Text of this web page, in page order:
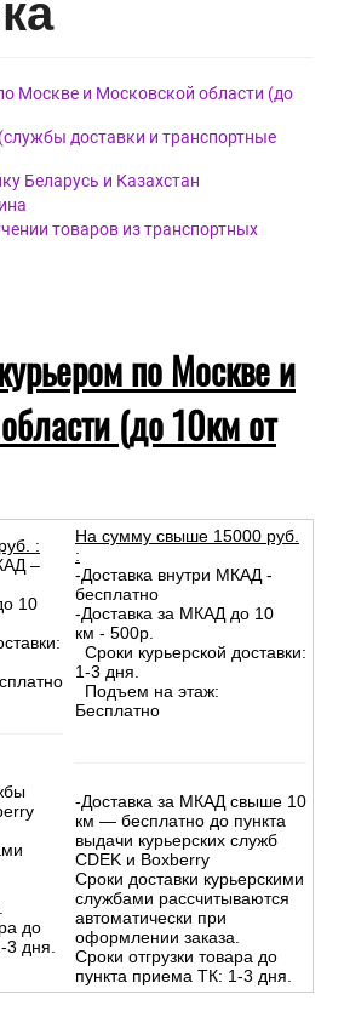
Москве и Московской области (до
доставки и транспортные
Беларусь и Казахстан
товаров из транспортных
по Москве и
(до 10км от
руб. :
–
10
до
3 дня.
На сумму свыше 15000 руб.
:
-Доставка внутри МКАД -
бесплатно
-Доставка за МКАД до 10
км - 500р.
Сроки курьерской доставки:
1-3 дня.
Подъем на этаж:
Бесплатно
-Доставка за МКАД свыше 10
км — бесплатно до пункта
выдачи курьерских служб
CDEK и Boxberry
Сроки доставки курьерскими
службами рассчитываются
автоматически при
оформлении заказа.
Сроки отгрузки товара до
пункта приема ТК: 1-3 дня.